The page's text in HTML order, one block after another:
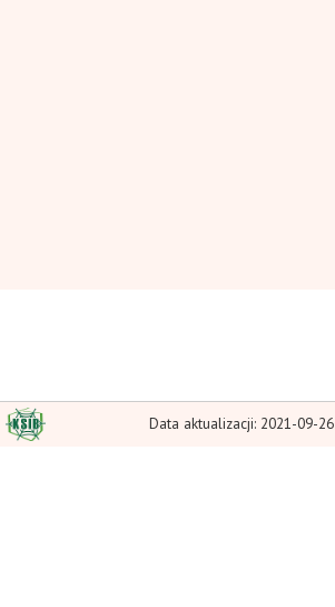
Data aktualizacji: 2021-09-26